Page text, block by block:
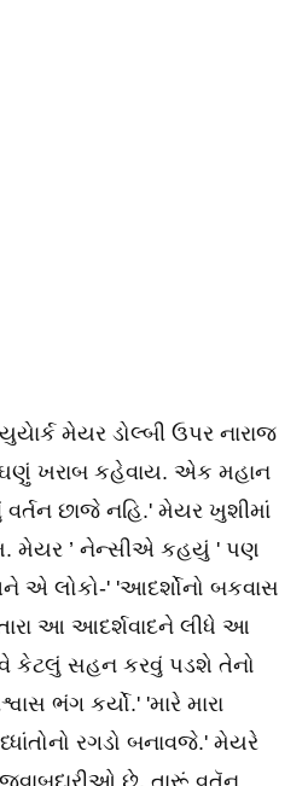
મેયર ડોલ્બી ઉપર નારાજ
ખરાબ કહેવાય. એક મહાન
છાજે નહિ.' મેયર ખુશીમાં
મેયર ’ નેન્સીએ કહયું ' પણ
એ લોકો-' 'આદર્શોનો બકવાસ
આ આદર્શવાદને લીધે આ
કેટલું સહન કરવું પડશે તેનો
ભંગ કર્યો.' 'મારે મારા
રગડો બનાવજે.' મેયરે
છે. તારૂં વતૅન